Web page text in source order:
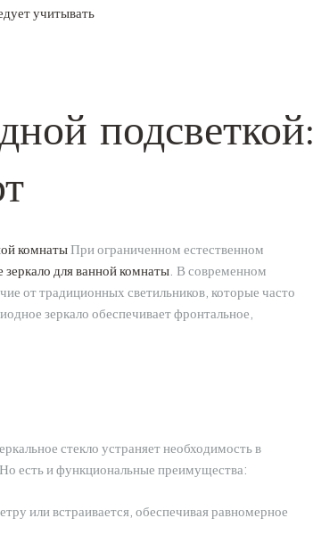
учитывать
подсветкой:
комнатыПри ограниченном естественном
для ванной комнаты . В современном
от традиционных светильников, которые часто
зеркало обеспечивает фронтальное,
стекло устраняет необходимость в
есть и функциональные преимущества:
или встраивается, обеспечивая равномерное